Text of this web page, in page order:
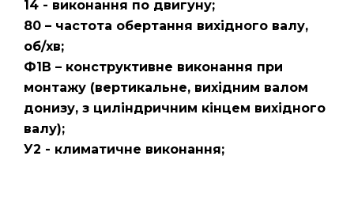
14 - виконання по двигуну;
80 – частота обертання вихідного валу,
об/хв;
Ф1В – конструктивне виконання при
монтажу (вертикальне, вихідним валом
донизу, з циліндричним кінцем вихідного
валу);
У2 - климатичне виконання;